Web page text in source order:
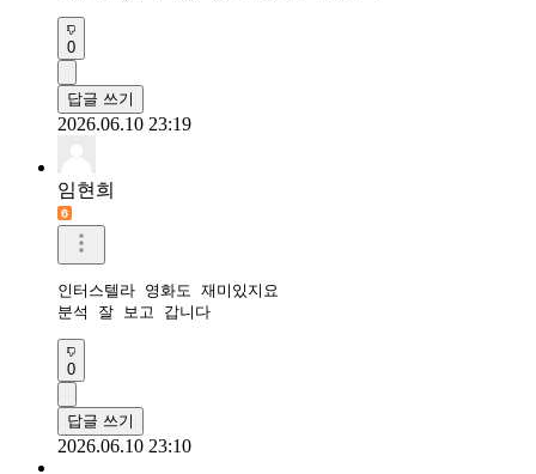
0
답글 쓰기
2026.06.10 23:19
임현희
인터스텔라 영화도 재미있지요
분석 잘 보고 갑니다
0
답글 쓰기
2026.06.10 23:10